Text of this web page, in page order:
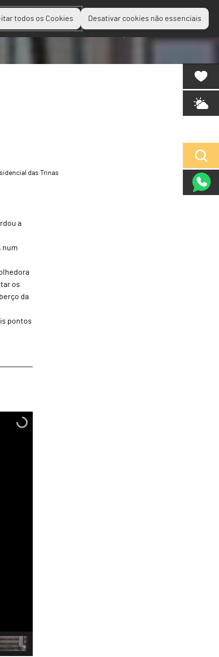
todos os Cookies Desativar cookies não essenciais
Planear Descobrir
das Trinas
a
num
os
da
pontos